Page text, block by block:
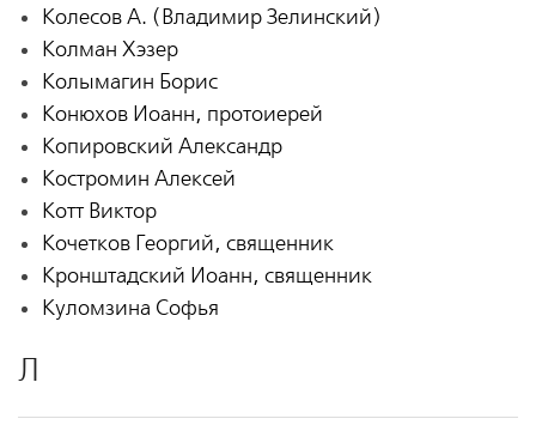
Колесов А. (Владимир Зелинский)
Колман Хэзер
Колымагин Борис
Конюхов Иоанн, протоиерей
Копировский Александр
Костромин Алексей
Котт Виктор
Кочетков Георгий, священник
Кронштадский Иоанн, священник
Куломзина Софья
Л